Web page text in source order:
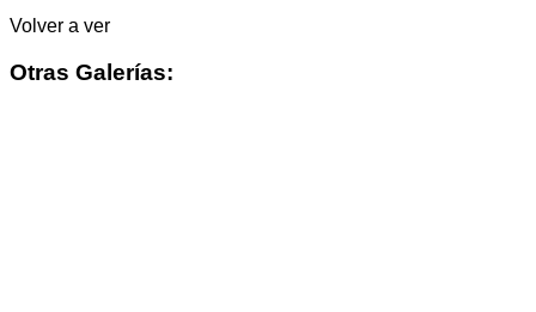
Volver a ver
Otras Galerías: